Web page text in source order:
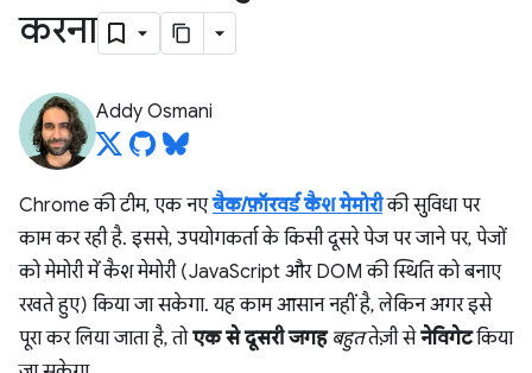
करना
Addy Osmani
Chrome की टीम, एक नएबैक/फ़ॉरवर्ड कैश मेमोरीकी सुविधा पर
काम कर रही है. इससे, उपयोगकर्ता के किसी दूसरे पेज पर जाने पर, पेजों
को मेमोरी में कैश मेमोरी (JavaScript और DOM की स्थिति को बनाए
रखते हुए) किया जा सकेगा. यह काम आसान नहीं है, लेकिन अगर इसे
पूरा कर लिया जाता है, तोएक से दूसरी जगह बहुततेज़ी सेनेविगेटकिया